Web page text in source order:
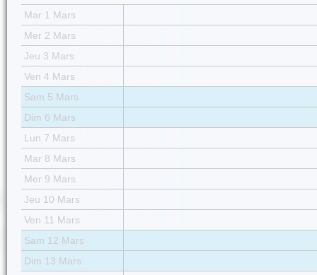
Mar 1 Mars
Mer 2 Mars
Jeu 3 Mars
Ven 4 Mars
Sam 5 Mars
Dim 6 Mars
Lun 7 Mars
Mar 8 Mars
Mer 9 Mars
Jeu 10 Mars
Ven 11 Mars
Sam 12 Mars
Dim 13 Mars